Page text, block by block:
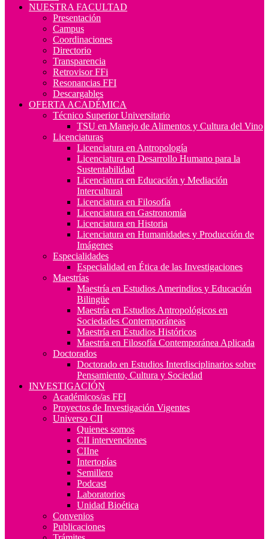
NUESTRA FACULTAD
Presentación
Campus
Coordinaciones
Directorio
Transparencia
Retrovisor FFi
Resonancias FFI
Descargables
OFERTA ACADÉMICA
Técnico Superior Universitario
TSU en Manejo de Alimentos y Cultura del Vino
Licenciaturas
Licenciatura en Antropología
Licenciatura en Desarrollo Humano para la
Sustentabilidad
Licenciatura en Educación y Mediación
Intercultural
Licenciatura en Filosofía
Licenciatura en Gastronomía
Licenciatura en Historia
Licenciatura en Humanidades y Producción de
Imágenes
Especialidades
Especialidad en Ética de las Investigaciones
Maestrías
Maestría en Estudios Amerindios y Educación
Bilingüe
Maestría en Estudios Antropológicos en
Sociedades Contemporáneas
Maestría en Estudios Históricos
Maestría en Filosofía Contemporánea Aplicada
Doctorados
Doctorado en Estudios Interdisciplinarios sobre
Pensamiento, Cultura y Sociedad
INVESTIGACIÓN
Académicos/as FFI
Proyectos de Investigación Vigentes
Universo CII
Quienes somos
CII intervenciones
CIIne
Intertopías
Semillero
Podcast
Laboratorios
Unidad Bioética
Convenios
Publicaciones